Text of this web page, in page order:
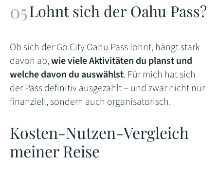
Lohnt sich der Oahu Pass?
Ob sich der Go City Oahu Pass lohnt, hängt stark
davon ab,wie viele Aktivitäten du planst und
welche davon du auswählst. Für mich hat sich
der Pass definitiv ausgezahlt – und zwar nicht nur
finanziell, sondern auch organisatorisch.
Kosten-Nutzen-Vergleich
meiner Reise